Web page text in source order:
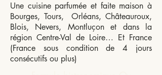
Une cuisine parfumée et faite maison à
Bourges, Tours, Orléans, Châteauroux,
Blois, Nevers, Montluçon et dans la
région Centre-Val de Loire… Et France
(France sous condition de 4 jours
consécutifs ou plus)